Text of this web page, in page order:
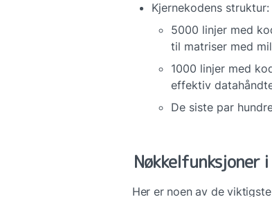
Kjernekodens struktur:
5000 linjer med
til matriser med
1000 linjer med
effektiv
De siste par
Nøkkelfunksjoner i
Her er noen av de